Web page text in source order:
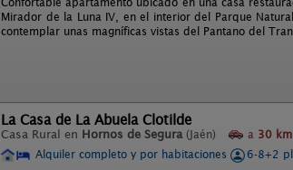
Mirador de la Luna IV, en el interior del Parque
contemplar unas magníficas vistas del Pantano del
La Casa de La Abuela Clotilde
Casa Rural en Hornos de Segura (Jaén) a 30 km
Alquiler completo y por habitaciones
6-8+2